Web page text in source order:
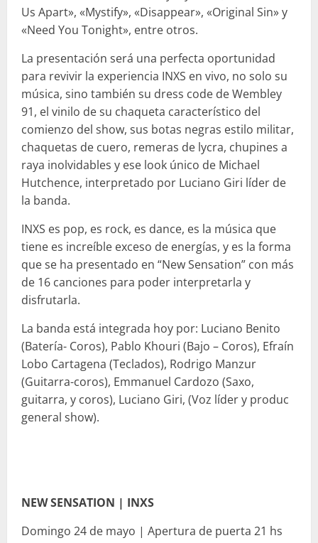
Us Apart», «Mystify», «Disappear», «Original Sin» y
«Need You Tonight», entre otros.
La presentación será una perfecta oportunidad
para revivir la experiencia INXS en vivo, no solo su
música, sino también su dress code de Wembley
91, el vinilo de su chaqueta característico del
comienzo del show, sus botas negras estilo militar,
chaquetas de cuero, remeras de lycra, chupines a
raya inolvidables y ese look único de Michael
Hutchence, interpretado por Luciano Giri líder de
la banda.
INXS es pop, es rock, es dance, es la música que
tiene es increíble exceso de energías, y es la forma
que se ha presentado en “New Sensation” con más
de 16 canciones para poder interpretarla y
disfrutarla.
La banda está integrada hoy por: Luciano Benito
(Batería- Coros), Pablo Khouri (Bajo – Coros), Efraín
Lobo Cartagena (Teclados), Rodrigo Manzur
(Guitarra-coros), Emmanuel Cardozo (Saxo,
guitarra, y coros), Luciano Giri, (Voz líder y produc
general show).
NEW SENSATION | INXS
Domingo 24 de mayo | Apertura de puerta 21 hs